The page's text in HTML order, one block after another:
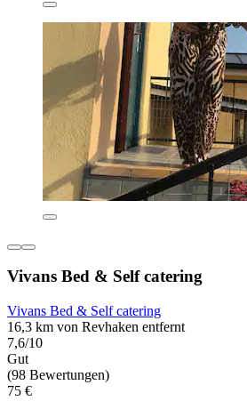
Vivans Bed & Self catering
Vivans Bed & Self catering
16,3 km von Revhaken entfernt
7,6/10
Gut
(98 Bewertungen)
75 €